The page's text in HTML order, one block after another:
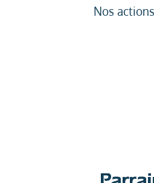
Nos